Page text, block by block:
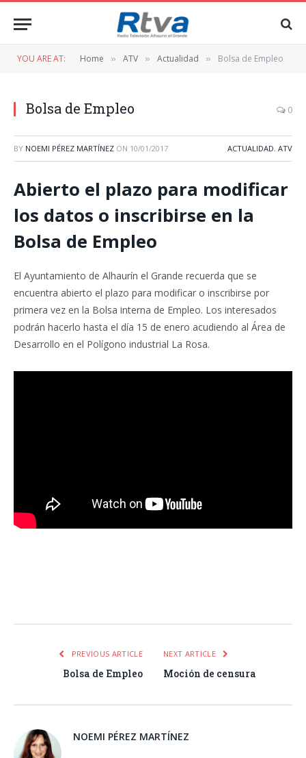
YOU ARE AT: Home » ATV » Actualidad » Bolsa de Empleo
Bolsa de Empleo 0
BY NOEMI PÉREZ MARTÍNEZ ON 10/01/2017 ACTUALIDAD, ATV
Abierto el plazo para modificar
los datos o inscribirse en la
Bolsa de Empleo
El Ayuntamiento de Alhaurín el Grande recuerda que se
encuentra abierto el plazo para modificar o inscribirse por
primera vez en la Bolsa interna de Empleo. Los interesados
podrán hacerlo hasta el día 15 de enero acudiendo al Área de
Desarrollo en el Polígono industrial La Rosa.
PREVIOUS ARTICLE
Bolsa de Empleo
NEXT ARTICLE
Moción de censura
NOEMI PÉREZ MARTÍNEZ